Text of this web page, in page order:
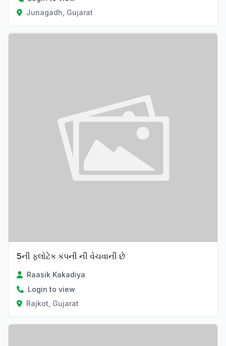
Junagadh, Gujarat
5ની ફ્લોટેક કંપની ની વેચવાની છે
Raasik Kakadiya
Login to view
Rajkot, Gujarat